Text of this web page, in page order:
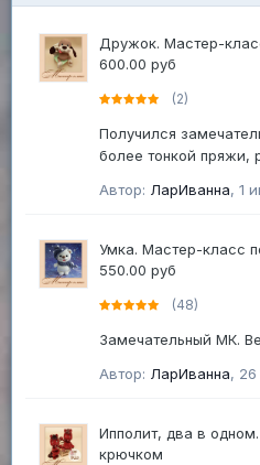
Дружок. Мастер-
600.00 руб
(2)
Получился
более тонкой пряжи,
Автор: ЛарИванна, 1
Умка. Мастер-класс
550.00 руб
(48)
Замечательный МК.
Автор: ЛарИванна,
Ипполит, два в
крючком